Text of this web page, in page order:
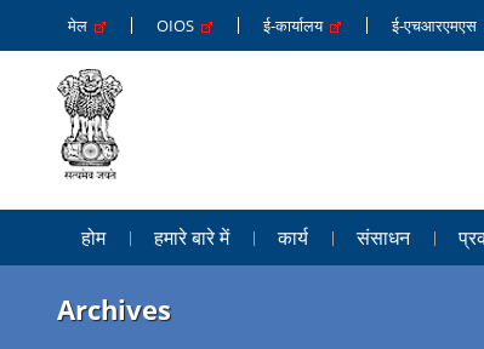
मेल OIOS ई-कार्यालय ई-एचआरएमएस
होम हमारे बारे में कार्य संसाधन
Archives